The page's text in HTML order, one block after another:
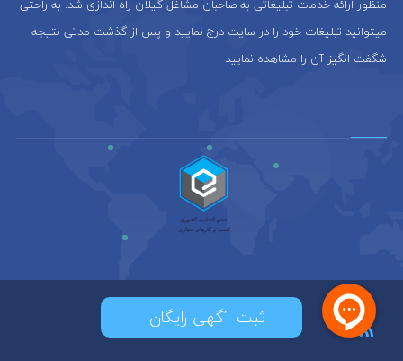
منظور ارائه خدمات تبلیغاتی به صاحبان مشاغل گیلان راه اندازی شد. به راحتی
میتوانید تبلیغات خود را در سایت درج نمایید و پس از گذشت مدتی نتیجه
شگفت انگیز آن را مشاهده نمایید
ثبت آگهی رایگان